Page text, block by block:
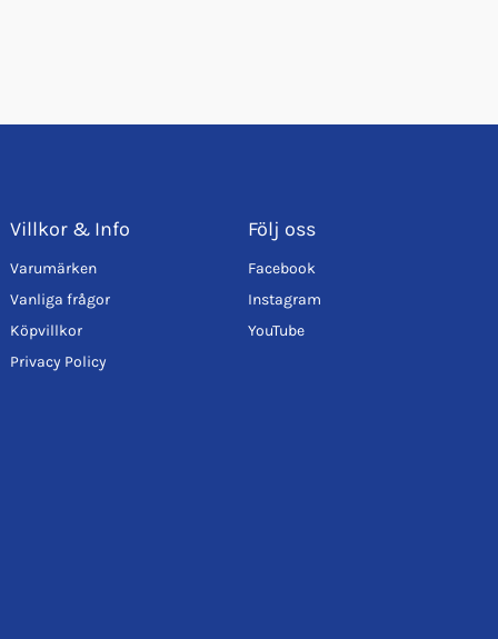
Villkor & Info
Varumärken
Vanliga frågor
Köpvillkor
Privacy Policy
Följ oss
Facebook
Instagram
YouTube